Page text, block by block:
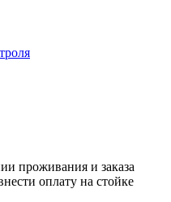
проживания и заказа
оплату на стойке